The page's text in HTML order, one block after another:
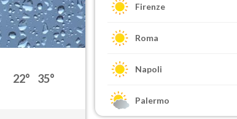
22° 35°
Firenze
Roma
Napoli
Palermo